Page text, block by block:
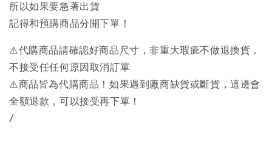
所以如果要急著出貨
記得和預購商品分開下單！
⚠️代購商品請確認好商品尺寸，非重大瑕疵不做退換貨，
不接受任任何原因取消訂單
⚠️商品皆為代購商品！如果遇到廠商缺貨或斷貨，這邊會
全額退款，可以接受再下單！
/